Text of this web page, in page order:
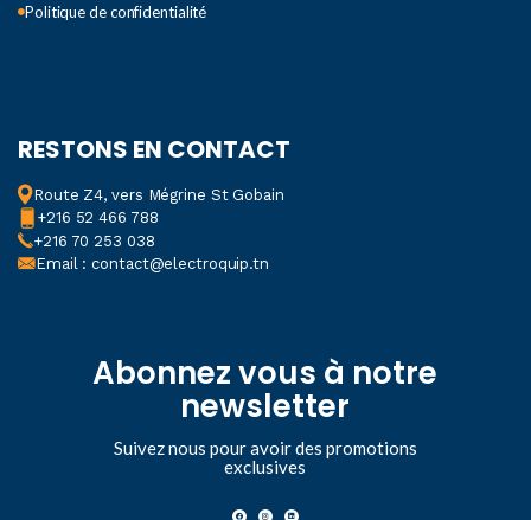
Politique de confidentialité
RESTONS EN CONTACT
Route Z4, vers Mégrine St Gobain
+216 52 466 788
+216 70 253 038
Email : contact@electroquip.tn
Abonnez vous à notre
newsletter
Suivez nous pour avoir des promotions
exclusives